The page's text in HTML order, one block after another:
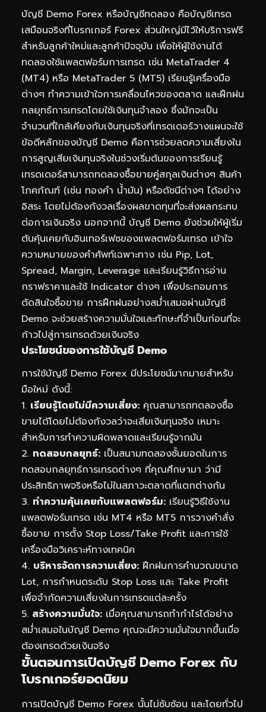
บัญชี Demo Forex หรือบัญชีทดลอง คือบัญชีเทรด
เสมือนจริงที่โบรกเกอร์ Forex ส่วนใหญ่มีไว้ให้บริการฟรี
สำหรับลูกค้าใหม่และลูกค้าปัจจุบัน เพื่อให้ผู้ใช้งานได้
ทดลองใช้แพลตฟอร์มการเทรด เช่น MetaTrader 4
(MT4) หรือ MetaTrader 5 (MT5) เรียนรู้เครื่องมือ
ต่างๆ ทำความเข้าใจการเคลื่อนไหวของตลาด และฝึกฝน
กลยุทธ์การเทรดโดยใช้เงินทุนจำลอง ซึ่งมักจะเป็น
จำนวนที่ใกล้เคียงกับเงินทุนจริงที่เทรดเดอร์วางแผนจะใช้
ข้อดีหลักของบัญชี Demo คือการช่วยลดความเสี่ยงใน
การสูญเสียเงินทุนจริงในช่วงเริ่มต้นของการเรียนรู้
เทรดเดอร์สามารถทดลองซื้อขายคู่สกุลเงินต่างๆ สินค้า
โภคภัณฑ์ (เช่น ทองคำ น้ำมัน) หรือดัชนีต่างๆ ได้อย่าง
อิสระ โดยไม่ต้องกังวลเรื่องผลขาดทุนที่จะส่งผลกระทบ
ต่อการเงินจริง นอกจากนี้ บัญชี Demo ยังช่วยให้ผู้เริ่ม
ต้นคุ้นเคยกับอินเทอร์เฟซของแพลตฟอร์มเทรด เข้าใจ
ความหมายของคำศัพท์เฉพาะทาง เช่น Pip, Lot,
Spread, Margin, Leverage และเรียนรู้วิธีการอ่าน
กราฟราคาและใช้ Indicator ต่างๆ เพื่อประกอบการ
ตัดสินใจซื้อขาย การฝึกฝนอย่างสม่ำเสมอผ่านบัญชี
Demo จะช่วยสร้างความมั่นใจและทักษะที่จำเป็นก่อนที่จะ
ก้าวไปสู่การเทรดด้วยเงินจริง
ประโยชน์ของการใช้บัญชี Demo
การใช้บัญชี Demo Forex มีประโยชน์มากมายสำหรับ
มือใหม่ ดังนี้:
1. เรียนรู้โดยไม่มีความเสี่ยง: คุณสามารถทดลองซื้อ
ขายได้โดยไม่ต้องกังวลว่าจะเสียเงินทุนจริง เหมาะ
สำหรับการทำความผิดพลาดและเรียนรู้จากมัน
2. ทดสอบกลยุทธ์: เป็นสนามทดลองชั้นยอดในการ
ทดสอบกลยุทธ์การเทรดต่างๆ ที่คุณศึกษามา ว่ามี
ประสิทธิภาพจริงหรือไม่ในสภาวะตลาดที่แตกต่างกัน
3. ทำความคุ้นเคยกับแพลตฟอร์ม: เรียนรู้วิธีใช้งาน
แพลตฟอร์มเทรด เช่น MT4 หรือ MT5 การวางคำสั่ง
ซื้อขาย การตั้ง Stop Loss/Take Profit และการใช้
เครื่องมือวิเคราะห์ทางเทคนิค
4. บริหารจัดการความเสี่ยง: ฝึกฝนการคำนวณขนาด
Lot, การกำหนดระดับ Stop Loss และ Take Profit
เพื่อจำกัดความเสี่ยงในการเทรดแต่ละครั้ง
5. สร้างความมั่นใจ: เมื่อคุณสามารถทำกำไรได้อย่าง
สม่ำเสมอในบัญชี Demo คุณจะมีความมั่นใจมากขึ้นเมื่อ
ต้องเทรดด้วยเงินจริง
ขั้นตอนการเปิดบัญชี Demo Forex กับ
โบรกเกอร์ยอดนิยม
การเปิดบัญชี Demo Forex นั้นไม่ซับซ้อน และโดยทั่วไป